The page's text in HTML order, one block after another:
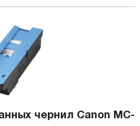
чернил Canon MC-